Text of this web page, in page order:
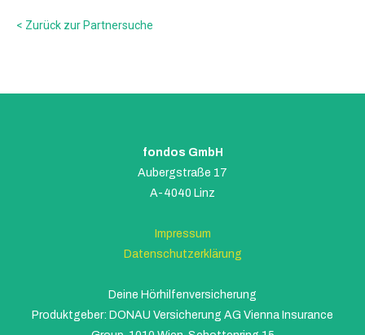
< Zurück zur Partnersuche
fondos GmbH
Aubergstraße 17
A-4040 Linz
Impressum
Datenschutzerklärung
Deine Hörhilfenversicherung
Produktgeber: DONAU Versicherung AG Vienna Insurance